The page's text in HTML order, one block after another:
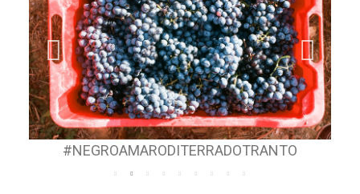
#NEGROAMARODITERRADOTRANTO